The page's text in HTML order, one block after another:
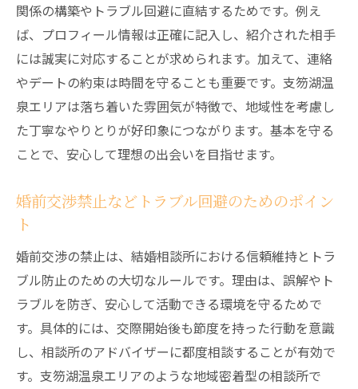
関係の構築やトラブル回避に直結するためです。例え
ば、プロフィール情報は正確に記入し、紹介された相手
には誠実に対応することが求められます。加えて、連絡
やデートの約束は時間を守ることも重要です。支笏湖温
泉エリアは落ち着いた雰囲気が特徴で、地域性を考慮し
た丁寧なやりとりが好印象につながります。基本を守る
ことで、安心して理想の出会いを目指せます。
婚前交渉禁止などトラブル回避のためのポイン
ト
婚前交渉の禁止は、結婚相談所における信頼維持とトラ
ブル防止のための大切なルールです。理由は、誤解やト
ラブルを防ぎ、安心して活動できる環境を守るためで
す。具体的には、交際開始後も節度を持った行動を意識
し、相談所のアドバイザーに都度相談することが有効で
す。支笏湖温泉エリアのような地域密着型の相談所で